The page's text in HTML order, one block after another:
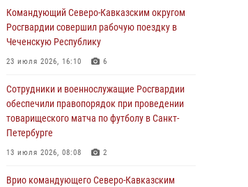
06 августа 2026, 21:01
В Нижнем Новгороде состоялось
Всероссийское совещание-семинар по
охраны Росгвардии (видео)
06 августа 2026, 14:47 10 1
В Брянске сотрудники и военнослужащие
Росгвардии почтили память Героя России
06 августа 2026, 14:36 2
Командующий Северо-Кавказским округом
Росгвардии совершил рабочую поездку в
Чеченскую Республику
23 июля 2026, 16:10 6
Сотрудники и военнослужащие Росгвардии
обеспечили правопорядок при проведении
товарищеского матча по футболу в Санкт-
Петербурге
13 июля 2026, 08:08 2
Врио командующего Северо-Кавказским